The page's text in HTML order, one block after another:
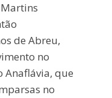
de Abreu,
no
Anaflávia, que
no